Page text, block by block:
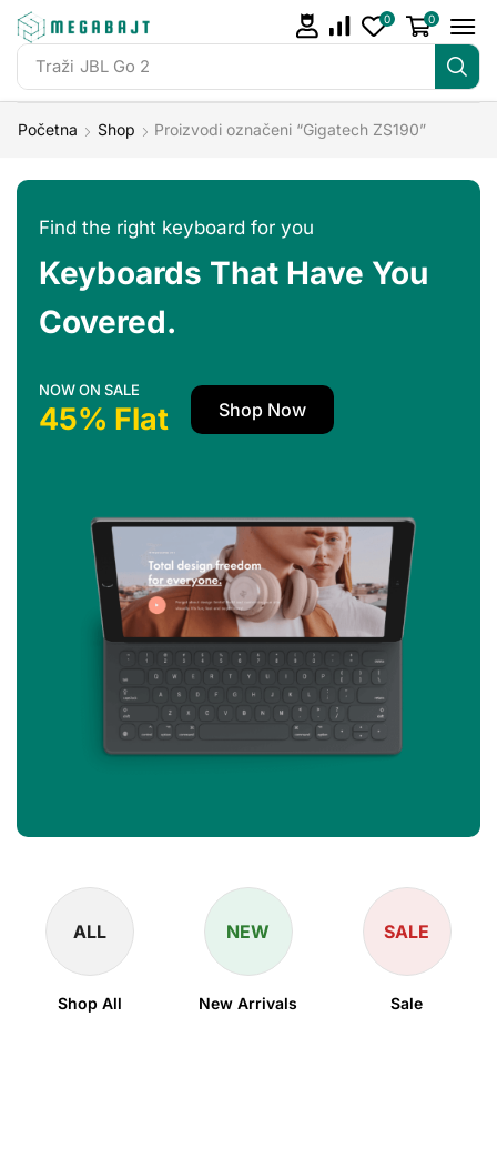
Traži JBL Go 2
0 0
Početna Shop Proizvodi označeni “Gigatech ZS190”
Find the right keyboard for you
Keyboards That Have You
Covered.
NOW ON SALE
45% Flat Shop Now
ALL
Shop All
NEW
New Arrivals
SALE
Sale